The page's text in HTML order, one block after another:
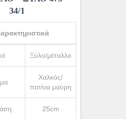
34/1
Ξύλο/μέταλλο
Χαλκός/
πατίνα μαύρη
25cm